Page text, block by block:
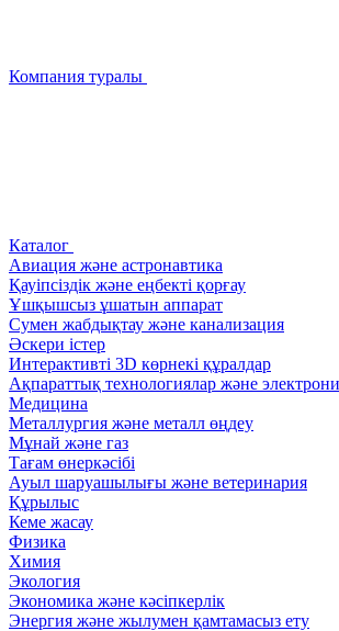
Компания туралы
Каталог
Авиация және астронавтика
Қауіпсіздік және еңбекті қорғау
Ұшқышсыз ұшатын аппарат
Сумен жабдықтау және канализация
Әскери істер
Интерактивті 3D көрнекі құралдар
Ақпараттық технологиялар және
Медицина
Металлургия және металл өңдеу
Мұнай және газ
Тағам өнеркәсібі
Ауыл шаруашылығы және ветеринария
Құрылыс
Кеме жасау
Физика
Химия
Экология
Экономика және кәсіпкерлік
Энергия және жылумен қамтамасыз ету